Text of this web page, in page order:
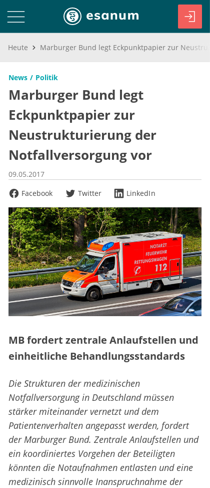
Heute
News Politik
Marburger Bund legt
Eckpunktpapier zur
Neustrukturierung der
Notfallversorgung vor
09.05.2017
Facebook
Twitter LinkedIn
MB fordert zentrale Anlaufstellen und
einheitliche Behandlungsstandards
Die Strukturen der medizinischen
Notfallversorgung in Deutschland müssen
stärker miteinander vernetzt und dem
Patientenverhalten angepasst werden, fordert
der Marburger Bund. Zentrale Anlaufstellen und
ein koordiniertes Vorgehen der Beteiligten
könnten die Notaufnahmen entlasten und eine
medizinisch sinnvolle Inanspruchnahme der